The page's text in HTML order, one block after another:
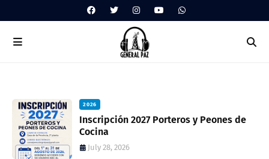
2026
Inscripción 2027 Porteros y Peones de
Cocina
July 28, 2026